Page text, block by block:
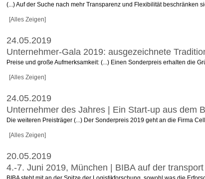
(...) Auf der Suche nach mehr Transparenz und Flexibilität beschränken
[Alles Zeigen]
24.05.2019
Unternehmer-Gala 2019: ausgezeichnete
Preise und große Aufmerksamkeit: (...) Einen Sonderpreis erhalten die
[Alles Zeigen]
24.05.2019
Unternehmer des Jahres | Ein Start-up aus dem
Die weiteren Preisträger (...) Der Sonderpreis 2019 geht an die Firma
[Alles Zeigen]
20.05.2019
4.-7. Juni 2019, München | BIBA auf der